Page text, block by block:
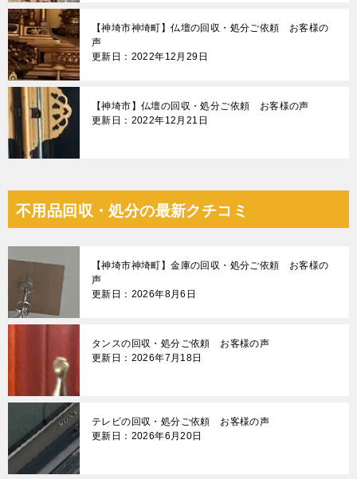
【神埼市神埼町】仏壇の回収・処分ご依頼 お客様の
声
更新日：2022年12月29日
【神埼市】仏壇の回収・処分ご依頼 お客様の声
更新日：2022年12月21日
不用品回収・処分の最新クチコミ
【神埼市神埼町】金庫の回収・処分ご依頼 お客様の
声
更新日：2026年8月6日
タンスの回収・処分ご依頼 お客様の声
更新日：2026年7月18日
テレビの回収・処分ご依頼 お客様の声
更新日：2026年6月20日